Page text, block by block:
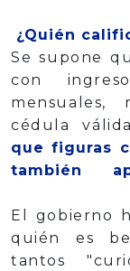
¿Quién
Se supone
con
cédula
que figuras
también
El gobierno
quién es
tantos